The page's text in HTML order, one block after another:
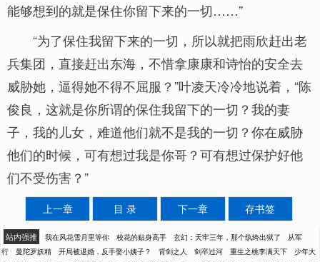
能够想到的就是保住你留下来的一切……”
“为了保住我留下来的一切，所以就把雨欣赶出老
兵集团，直接赶出东海，不惜拿康康和诗怡的安全去
威胁她，逼得她不得不屈服？”叶凌天冷冷地说着，“陈
俊良，这就是你所谓的保住我留下的一切？我的妻
子，我的儿女，难道他们就不是我的一切？你在威胁
他们的时候，可有想过我是你哥？可有想过保护好他
们不受伤害？”
上一章 目 录 下一章 存书签
站内强推 我在风花雪月里等你 校花的贴身高手 玄幻：天牢三年，那个纨绔出狱了
从军
行
曼陀罗妖精 开局被退婚，反手娶小姨子？ 背剑之人 剑卒过河 重生之桃李满天下
少年大